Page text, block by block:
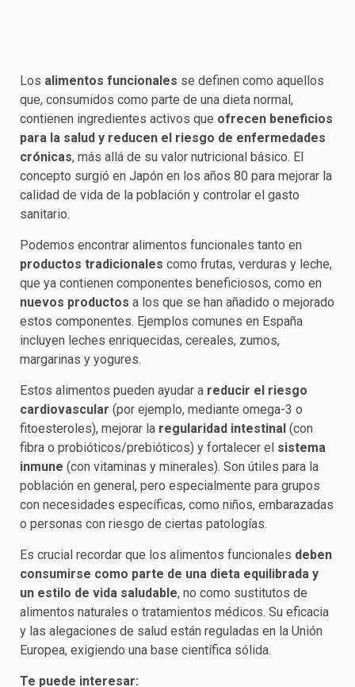
Los alimentos funcionales se definen como aquellos
que, consumidos como parte de una dieta normal,
contienen ingredientes activos que ofrecen beneficios
para la salud y reducen el riesgo de enfermedades
crónicas, más allá de su valor nutricional básico. El
concepto surgió en Japón en los años 80 para mejorar la
calidad de vida de la población y controlar el gasto
sanitario.
Podemos encontrar alimentos funcionales tanto en
productos tradicionales como frutas, verduras y leche,
que ya contienen componentes beneficiosos, como en
nuevos productos a los que se han añadido o mejorado
estos componentes. Ejemplos comunes en España
incluyen leches enriquecidas, cereales, zumos,
margarinas y yogures.
Estos alimentos pueden ayudar a reducir el riesgo
cardiovascular (por ejemplo, mediante omega-3 o
fitoesteroles), mejorar la regularidad intestinal (con
fibra o probióticos/prebióticos) y fortalecer el sistema
inmune (con vitaminas y minerales). Son útiles para la
población en general, pero especialmente para grupos
con necesidades específicas, como niños, embarazadas
o personas con riesgo de ciertas patologías.
Es crucial recordar que los alimentos funcionales deben
consumirse como parte de una dieta equilibrada y
un estilo de vida saludable, no como sustitutos de
alimentos naturales o tratamientos médicos. Su eficacia
y las alegaciones de salud están reguladas en la Unión
Europea, exigiendo una base científica sólida.
Te puede interesar: